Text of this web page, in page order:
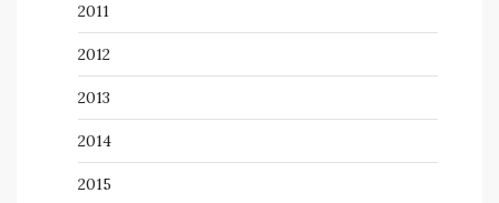
2011
2012
2013
2014
2015